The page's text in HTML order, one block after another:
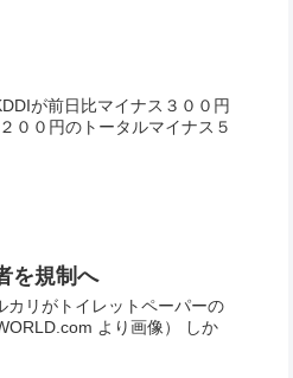
が前日比マイナス３００円
００円のトータルマイナス５
を規制へ
カリがトイレットペーパーの
より画像） しか